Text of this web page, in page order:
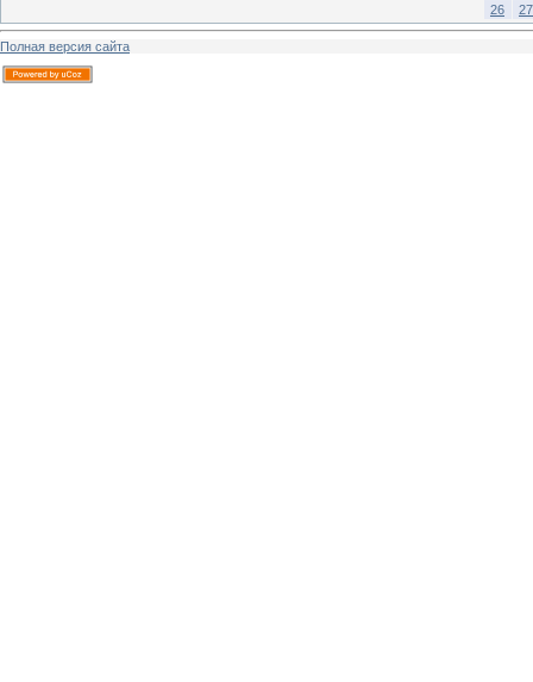
26
27
Полная версия сайта